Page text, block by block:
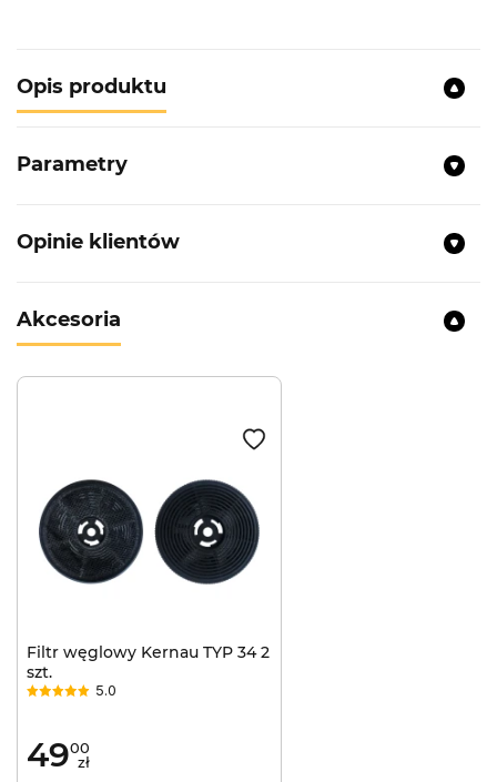
Opis produktu
Parametry
Opinie klientów
Akcesoria
Filtr węglowy Kernau TYP 34 2
szt.
5.0
4900
zł